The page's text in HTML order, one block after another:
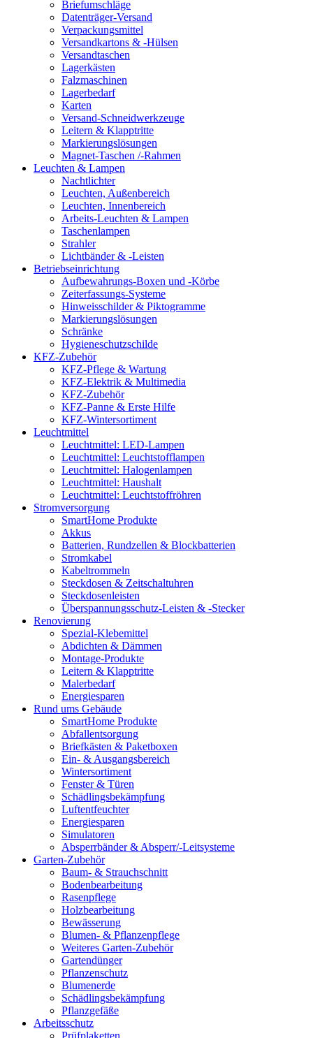
Briefumschläge
Datenträger-Versand
Verpackungsmittel
Versandkartons & -Hülsen
Versandtaschen
Lagerkästen
Falzmaschinen
Lagerbedarf
Karten
Versand-Schneidwerkzeuge
Leitern & Klapptritte
Markierungslösungen
Magnet-Taschen /-Rahmen
Leuchten & Lampen
Nachtlichter
Leuchten, Außenbereich
Leuchten, Innenbereich
Arbeits-Leuchten & Lampen
Taschenlampen
Strahler
Lichtbänder & -Leisten
Betriebseinrichtung
Aufbewahrungs-Boxen und -Körbe
Zeiterfassungs-Systeme
Hinweisschilder & Piktogramme
Markierungslösungen
Schränke
Hygieneschutzschilde
KFZ-Zubehör
KFZ-Pflege & Wartung
KFZ-Elektrik & Multimedia
KFZ-Zubehör
KFZ-Panne & Erste Hilfe
KFZ-Wintersortiment
Leuchtmittel
Leuchtmittel: LED-Lampen
Leuchtmittel: Leuchtstofflampen
Leuchtmittel: Halogenlampen
Leuchtmittel: Haushalt
Leuchtmittel: Leuchtstoffröhren
Stromversorgung
SmartHome Produkte
Akkus
Batterien, Rundzellen & Blockbatterien
Stromkabel
Kabeltrommeln
Steckdosen & Zeitschaltuhren
Steckdosenleisten
Überspannungsschutz-Leisten & -Stecker
Renovierung
Spezial-Klebemittel
Abdichten & Dämmen
Montage-Produkte
Leitern & Klapptritte
Malerbedarf
Energiesparen
Rund ums Gebäude
SmartHome Produkte
Abfallentsorgung
Briefkästen & Paketboxen
Ein- & Ausgangsbereich
Wintersortiment
Fenster & Türen
Schädlingsbekämpfung
Luftentfeuchter
Energiesparen
Simulatoren
Absperrbänder & Absperr/-Leitsysteme
Garten-Zubehör
Baum- & Strauchschnitt
Bodenbearbeitung
Rasenpflege
Holzbearbeitung
Bewässerung
Blumen- & Pflanzenpflege
Weiteres Garten-Zubehör
Gartendünger
Pflanzenschutz
Blumenerde
Schädlingsbekämpfung
Pflanzgefäße
Arbeitsschutz
Prüfplaketten